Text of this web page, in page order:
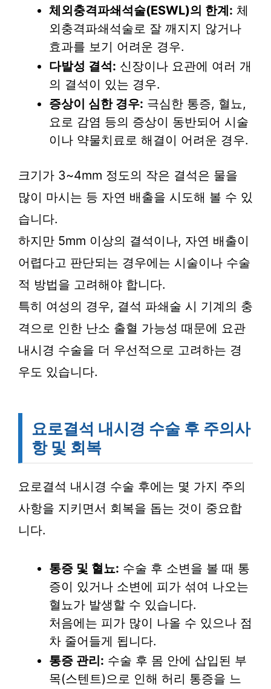
체외충격파쇄석술(ESWL)의 한계: 체
외충격파쇄석술로 잘 깨지지 않거나
효과를 보기 어려운 경우.
다발성 결석: 신장이나 요관에 여러 개
의 결석이 있는 경우.
증상이 심한 경우: 극심한 통증, 혈뇨,
요로 감염 등의 증상이 동반되어 시술
이나 약물치료로 해결이 어려운 경우.
크기가 3~4mm 정도의 작은 결석은 물을
많이 마시는 등 자연 배출을 시도해 볼 수 있
습니다.
하지만 5mm 이상의 결석이나, 자연 배출이
어렵다고 판단되는 경우에는 시술이나 수술
적 방법을 고려해야 합니다.
특히 여성의 경우, 결석 파쇄술 시 기계의 충
격으로 인한 난소 출혈 가능성 때문에 요관
내시경 수술을 더 우선적으로 고려하는 경
우도 있습니다.
요로결석 내시경 수술 후 주의사
항 및 회복
요로결석 내시경 수술 후에는 몇 가지 주의
사항을 지키면서 회복을 돕는 것이 중요합
니다.
통증 및 혈뇨: 수술 후 소변을 볼 때 통
증이 있거나 소변에 피가 섞여 나오는
혈뇨가 발생할 수 있습니다.
처음에는 피가 많이 나올 수 있으나 점
차 줄어들게 됩니다.
통증 관리: 수술 후 몸 안에 삽입된 부
목(스텐트)으로 인해 허리 통증을 느